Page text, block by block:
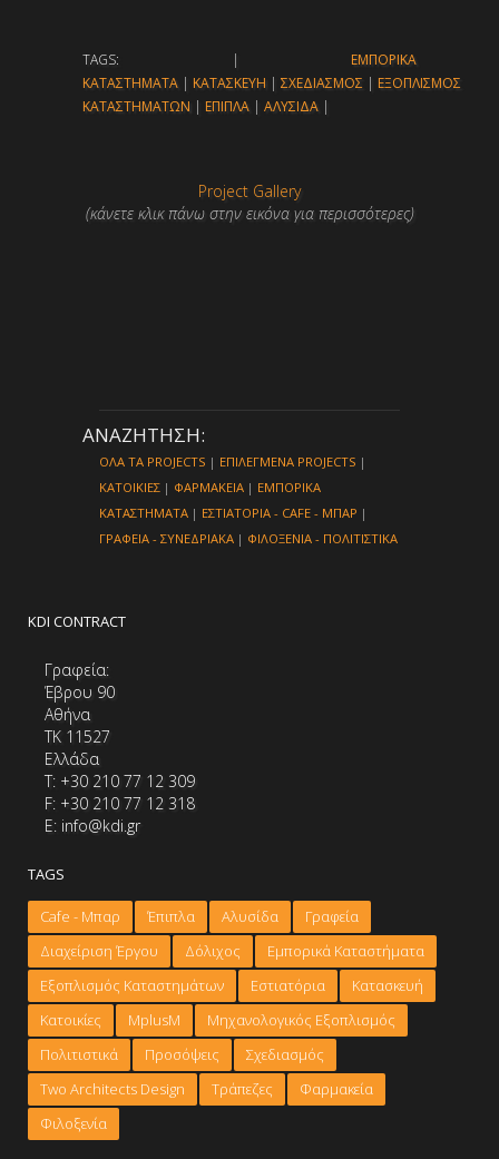
TAGS: | ΕΜΠΟΡΙΚΑ
ΚΑΤΑΣΤΗΜΑΤΑ | ΚΑΤΑΣΚΕΥΗ | ΣΧΕΔΙΑΣΜΟΣ | ΕΞΟΠΛΙΣΜΟΣ
ΚΑΤΑΣΤΗΜΑΤΩΝ | ΕΠΙΠΛΑ | ΑΛΥΣΙΔΑ |
Project Gallery
(κάνετε κλικ πάνω στην εικόνα για περισσότερες)
ΑΝΑΖΗΤΗΣΗ:
ΟΛΑ ΤΑ PROJECTS | ΕΠΙΛΕΓΜΕΝΑ PROJECTS |
ΚΑΤΟΙΚΙΕΣ | ΦΑΡΜΑΚΕΙΑ | ΕΜΠΟΡΙΚΑ
ΚΑΤΑΣΤΗΜΑΤΑ | ΕΣΤΙΑΤΟΡΙΑ - CAFE - ΜΠΑΡ |
ΓΡΑΦΕΙΑ - ΣΥΝΕΔΡΙΑΚΑ | ΦΙΛΟΞΕΝΙΑ - ΠΟΛΙΤΙΣΤΙΚΑ
KDI CONTRACT
Γραφεία:
Έβρου 90
Αθήνα
ΤΚ 11527
Ελλάδα
Τ: +30 210 77 12 309
F: +30 210 77 12 318
E: info@kdi.gr
TAGS
Cafe - Μπαρ Έπιπλα Αλυσίδα
Γραφεία
Διαχείριση Έργου
Δόλιχος
Εμπορικά Καταστήματα
Εξοπλισμός Καταστημάτων
Εστιατόρια
Κατασκευή
Κατοικίες
ΜplusM
Μηχανολογικός Εξοπλισμός
Πολιτιστικά
Προσόψεις
Σχεδιασμός
Τwo Architects Design
Τράπεζες
Φαρμακεία
Φιλοξενία